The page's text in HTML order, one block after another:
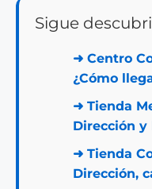
Sigue
➜ Centro
¿Cómo
➜ Tienda
Dirección y
➜ Tienda
Dirección,